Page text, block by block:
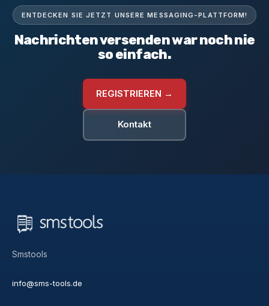
ENTDECKEN SIE JETZT UNSERE MESSAGING-PLATTFORM!
Nachrichten versenden war noch nie
so einfach.
REGISTRIEREN →
Kontakt
Smstools
info@sms-tools.de